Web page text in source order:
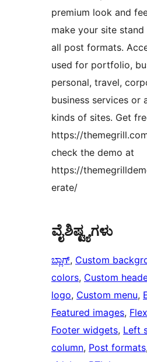
premium look and
make your site
all post formats.
used for portfolio,
personal, travel,
business services or
kinds of sites. Get
https://
check the demo at
https://
erate/
ವೈಶಿಷ್ಟ್ಯಗಳು
ಬ್ಲಾಗ್, Custom
colors, Custom
logo, Custom menu,
Featured images,
Footer widgets, Left
column, Post formats,